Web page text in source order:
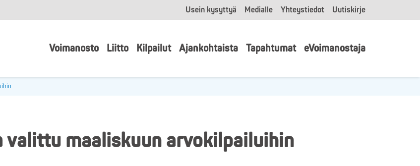
Usein kysyttyä Medialle Yhteystiedot Uutiskirje
Voimanosto Liitto Kilpailut Ajankohtaista Tapahtumat eVoimanostaja
valittu maaliskuun arvokilpailuihin